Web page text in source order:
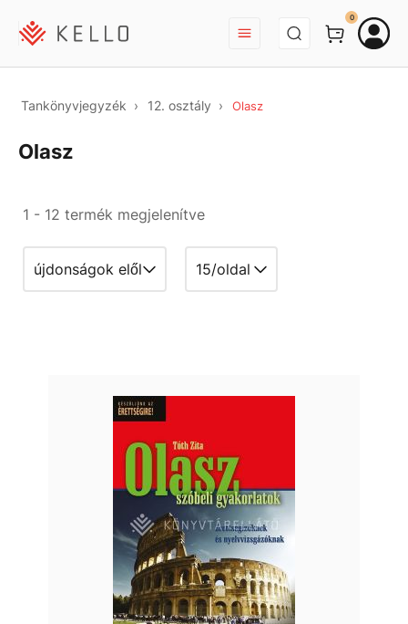
BEJELENTKEZÉS
0
Tankönyvjegyzék 12. osztály Olasz
Olasz
1 - 12 termék megjelenítve